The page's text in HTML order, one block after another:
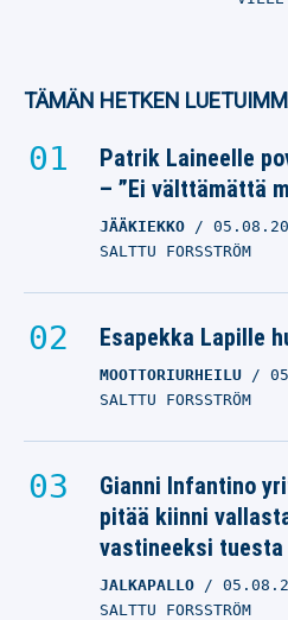
TÄMÄN HETKEN
Patrik Laineelle
– ”Ei välttämättä
JÄÄKIEKKO
SALTTU FORSSTRÖM
Esapekka Lapille
MOOTTORIURHEILU
SALTTU FORSSTRÖM
Gianni Infantino
pitää kiinni
vastineeksi tuesta
JALKAPALLO
SALTTU FORSSTRÖM